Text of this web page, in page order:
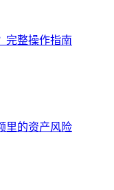
完整操作指南
里的资产风险